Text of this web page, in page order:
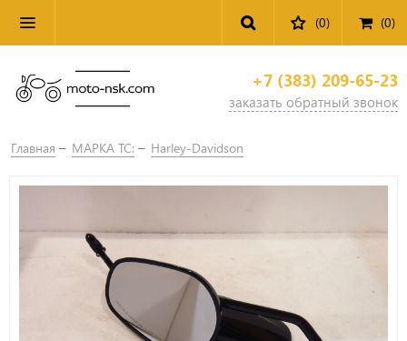
(0) (0)
+7 (383) 209-65-23
заказать обратный звонок
Главная МАРКА ТС: Harley-Davidson